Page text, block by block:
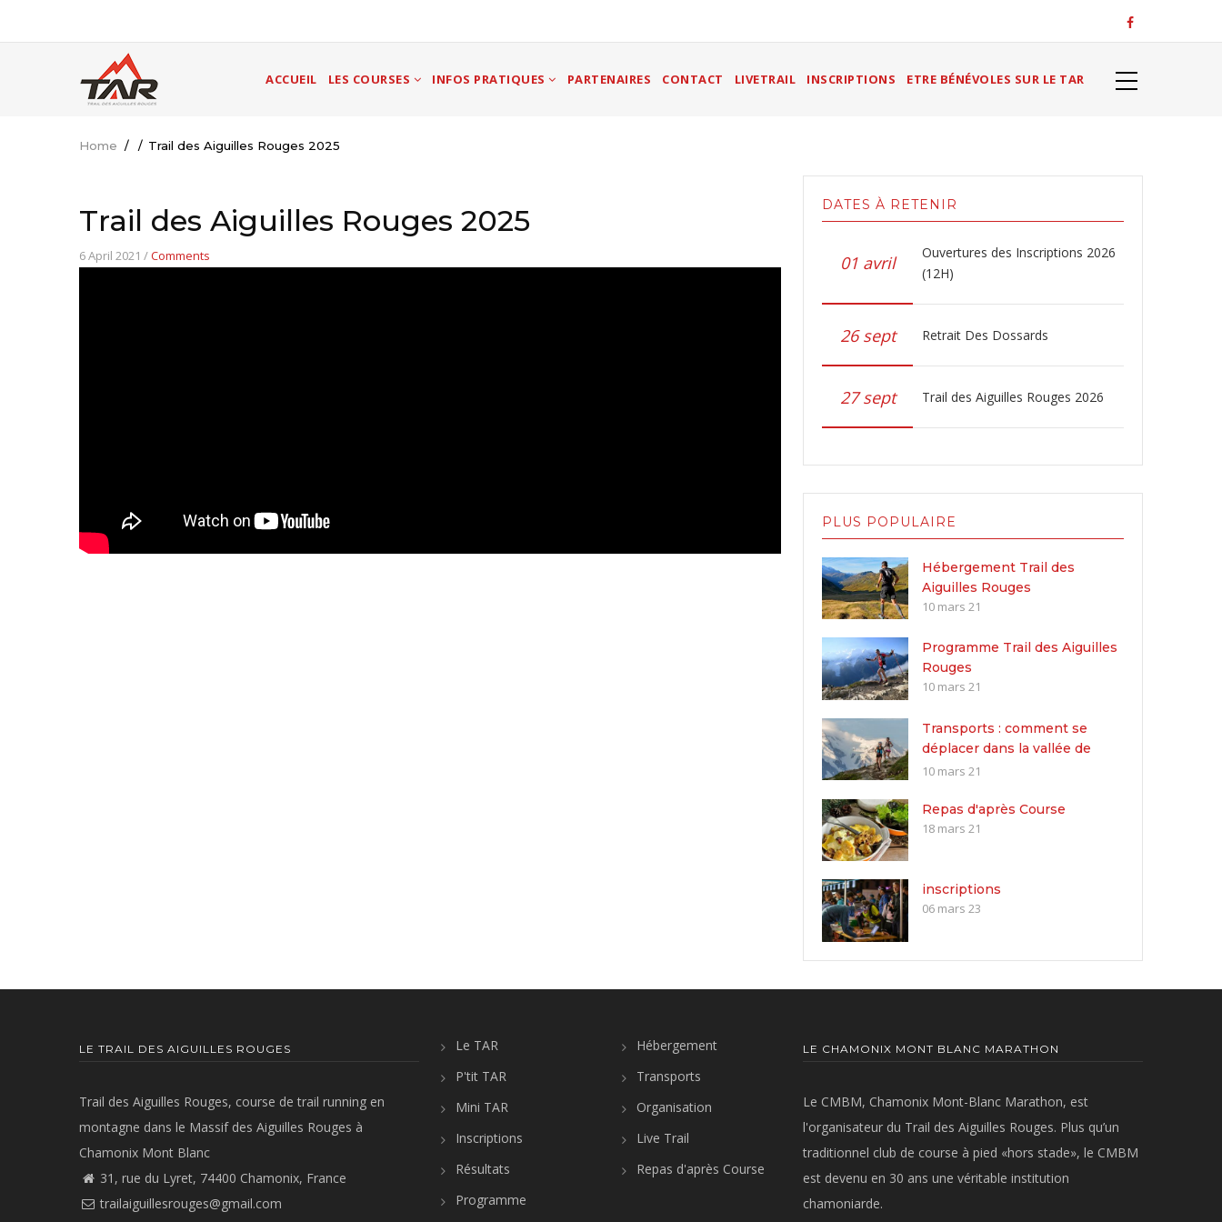
NAVIGATION
ACCUEIL LES COURSES INFOS PRATIQUES PARTENAIRES CONTACT LIVETRAIL INSCRIPTIONS ETRE BÉNÉVOLES SUR LE TAR
Breadcrumb
Home / / Trail des Aiguilles Rouges 2025
Trail des Aiguilles Rouges 2025
6 April 2021 /Comments
DATES À RETENIR
01 avril
Ouvertures des Inscriptions 2026
(12H)
26 sept Retrait Des Dossards
27 sept Trail des Aiguilles Rouges 2026
PLUS POPULAIRE
Hébergement Trail des
Aiguilles Rouges
10 mars 21
Programme Trail des Aiguilles
Rouges
10 mars 21
Transports : comment se
déplacer dans la vallée de
Chamonix
10 mars 21
Repas d'après Course
18 mars 21
inscriptions
06 mars 23
LE TRAIL DES AIGUILLES ROUGES
Trail des Aiguilles Rouges, course de trail running en
montagne dans le Massif des Aiguilles Rouges à
Chamonix Mont Blanc
31, rue du Lyret, 74400 Chamonix, France
trailaiguillesrouges@gmail.com
Le TAR
P'tit TAR
Mini TAR
Inscriptions
Résultats
Programme
Hébergement
Transports
Organisation
Live Trail
Repas d'après Course
LE CHAMONIX MONT BLANC MARATHON
Le CMBM, Chamonix Mont-Blanc Marathon, est
l'organisateur du Trail des Aiguilles Rouges. Plus qu’un
traditionnel club de course à pied «hors stade», le CMBM
est devenu en 30 ans une véritable institution
chamoniarde.